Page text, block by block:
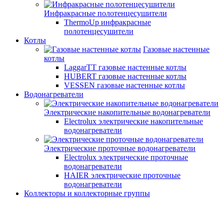
Инфракрасные полотенцесушители
ThermoUp инфракрасные
полотенцесушители
Котлы
Газовые настенные
котлы
LaggarTT газовые настенные котлы
HUBERT газовые настенные котлы
VESSEN газовые настенные котлы
Водонагреватели
Электрические накопительные водонагреватели
Electrolux электрические накопительные
водонагреватели
Электрические проточные водонагреватели
Electrolux электрические проточные
водонагреватели
HAIER электрические проточные
водонагреватели
Коллекторы и коллекторные группы